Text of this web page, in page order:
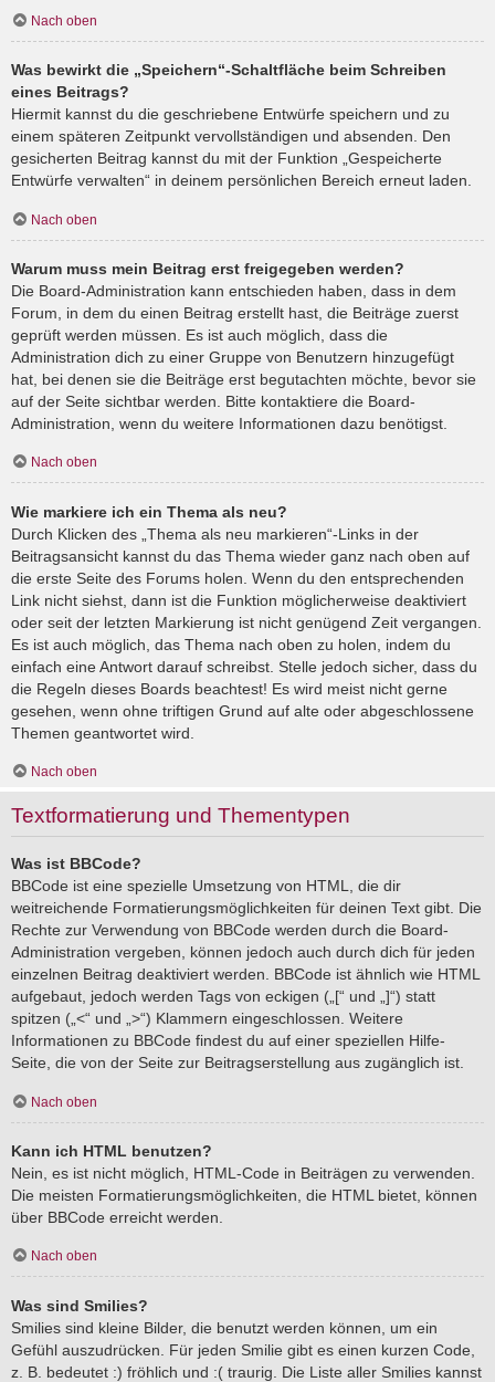
Nach oben
Was bewirkt die „Speichern“-Schaltfläche beim Schreiben
eines Beitrags?
Hiermit kannst du die geschriebene Entwürfe speichern und zu
einem späteren Zeitpunkt vervollständigen und absenden. Den
gesicherten Beitrag kannst du mit der Funktion „Gespeicherte
Entwürfe verwalten“ in deinem persönlichen Bereich erneut laden.
Nach oben
Warum muss mein Beitrag erst freigegeben werden?
Die Board-Administration kann entschieden haben, dass in dem
Forum, in dem du einen Beitrag erstellt hast, die Beiträge zuerst
geprüft werden müssen. Es ist auch möglich, dass die
Administration dich zu einer Gruppe von Benutzern hinzugefügt
hat, bei denen sie die Beiträge erst begutachten möchte, bevor sie
auf der Seite sichtbar werden. Bitte kontaktiere die Board-
Administration, wenn du weitere Informationen dazu benötigst.
Nach oben
Wie markiere ich ein Thema als neu?
Durch Klicken des „Thema als neu markieren“-Links in der
Beitragsansicht kannst du das Thema wieder ganz nach oben auf
die erste Seite des Forums holen. Wenn du den entsprechenden
Link nicht siehst, dann ist die Funktion möglicherweise deaktiviert
oder seit der letzten Markierung ist nicht genügend Zeit vergangen.
Es ist auch möglich, das Thema nach oben zu holen, indem du
einfach eine Antwort darauf schreibst. Stelle jedoch sicher, dass du
die Regeln dieses Boards beachtest! Es wird meist nicht gerne
gesehen, wenn ohne triftigen Grund auf alte oder abgeschlossene
Themen geantwortet wird.
Nach oben
Textformatierung und Thementypen
Was ist BBCode?
BBCode ist eine spezielle Umsetzung von HTML, die dir
weitreichende Formatierungsmöglichkeiten für deinen Text gibt. Die
Rechte zur Verwendung von BBCode werden durch die Board-
Administration vergeben, können jedoch auch durch dich für jeden
einzelnen Beitrag deaktiviert werden. BBCode ist ähnlich wie HTML
aufgebaut, jedoch werden Tags von eckigen („[“ und „]“) statt
spitzen („<“ und „>“) Klammern eingeschlossen. Weitere
Informationen zu BBCode findest du auf einer speziellen Hilfe-
Seite, die von der Seite zur Beitragserstellung aus zugänglich ist.
Nach oben
Kann ich HTML benutzen?
Nein, es ist nicht möglich, HTML-Code in Beiträgen zu verwenden.
Die meisten Formatierungsmöglichkeiten, die HTML bietet, können
über BBCode erreicht werden.
Nach oben
Was sind Smilies?
Smilies sind kleine Bilder, die benutzt werden können, um ein
Gefühl auszudrücken. Für jeden Smilie gibt es einen kurzen Code,
z. B. bedeutet :) fröhlich und :( traurig. Die Liste aller Smilies kannst